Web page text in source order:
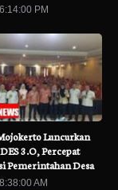
PM
Luncurkan
3.O, Percepat
Pemerintahan Desa
AM